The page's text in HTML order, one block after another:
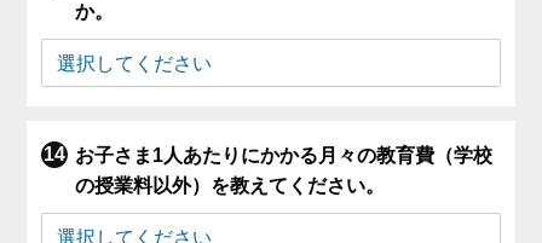
か。
お子さま1人あたりにかかる月々の教育費（学校
の授業料以外）を教えてください。